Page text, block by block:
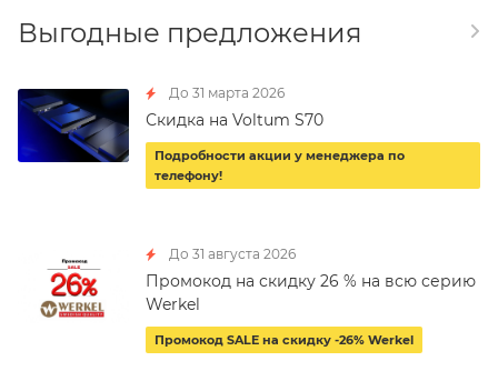
Выгодные предложения
До 31 марта 2026
Скидка на Voltum S70
Подробности акции у менеджера по
телефону!
До 31 августа 2026
Промокод на скидку 26 % на всю серию
Werkel
Промокод SALE на скидку -26% Werkel